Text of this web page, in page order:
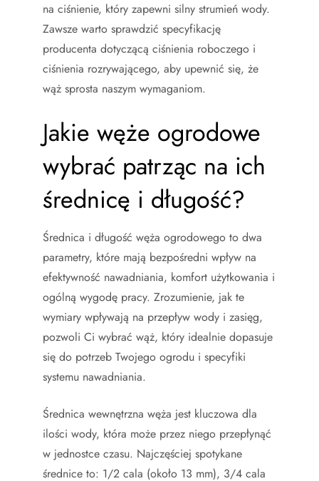
na ciśnienie, który zapewni silny strumień wody.
Zawsze warto sprawdzić specyfikację
producenta dotyczącą ciśnienia roboczego i
ciśnienia rozrywającego, aby upewnić się, że
wąż sprosta naszym wymaganiom.
Jakie węże ogrodowe
wybrać patrząc na ich
średnicę i długość?
Średnica i długość węża ogrodowego to dwa
parametry, które mają bezpośredni wpływ na
efektywność nawadniania, komfort użytkowania i
ogólną wygodę pracy. Zrozumienie, jak te
wymiary wpływają na przepływ wody i zasięg,
pozwoli Ci wybrać wąż, który idealnie dopasuje
się do potrzeb Twojego ogrodu i specyfiki
systemu nawadniania.
Średnica wewnętrzna węża jest kluczowa dla
ilości wody, która może przez niego przepłynąć
w jednostce czasu. Najczęściej spotykane
średnice to: 1/2 cala (około 13 mm), 3/4 cala